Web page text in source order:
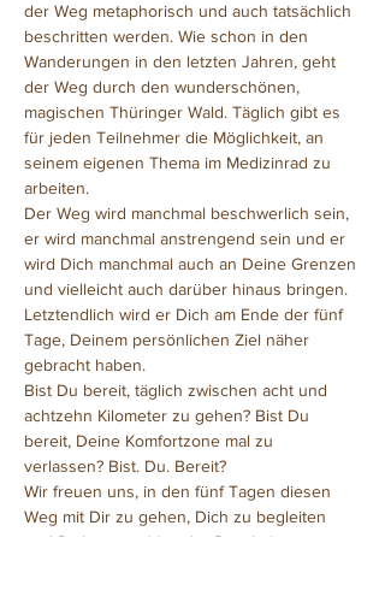
der Weg metaphorisch und auch tatsächlich
beschritten werden. Wie schon in den
Wanderungen in den letzten Jahren, geht
der Weg durch den wunderschönen,
magischen Thüringer Wald. Täglich gibt es
für jeden Teilnehmer die Möglichkeit, an
seinem eigenen Thema im Medizinrad zu
arbeiten.
Der Weg wird manchmal beschwerlich sein,
er wird manchmal anstrengend sein und er
wird Dich manchmal auch an Deine Grenzen
und vielleicht auch darüber hinaus bringen.
Letztendlich wird er Dich am Ende der fünf
Tage, Deinem persönlichen Ziel näher
gebracht haben.
Bist Du bereit, täglich zwischen acht und
achtzehn Kilometer zu gehen? Bist Du
bereit, Deine Komfortzone mal zu
verlassen? Bist. Du. Bereit?
Wir freuen uns, in den fünf Tagen diesen
Weg mit Dir zu gehen, Dich zu begleiten
und Dich mit und bei der Ritualarbeit im…